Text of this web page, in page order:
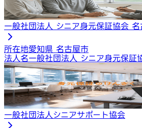
一般社団法人 シニア身元保証協会
所在地愛知県 名古屋市
法人名一般社団法人 シニア身元保証
一般社団法人シニアサポート協会